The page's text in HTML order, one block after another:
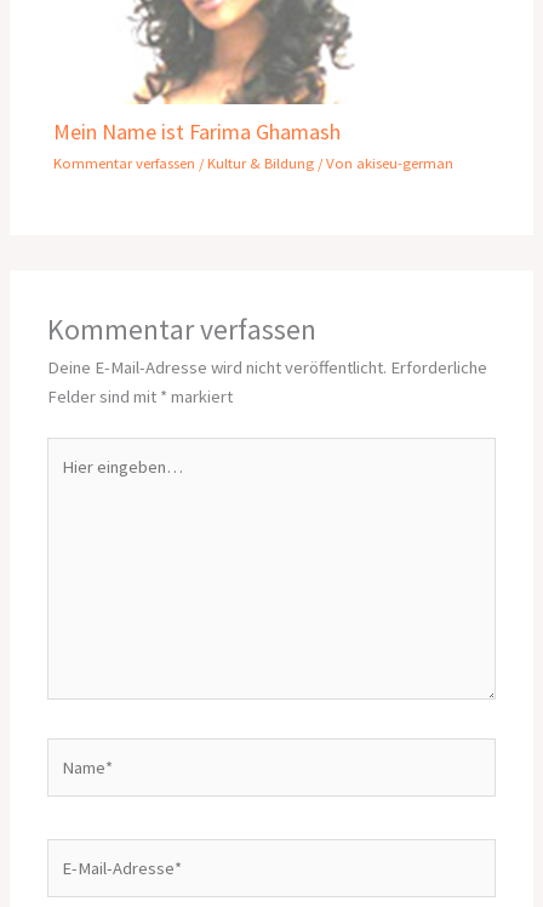
Mein Name ist Farima Ghamash
Kommentar verfassen /Kultur & Bildung / Von akiseu-german
Kommentar verfassen
Deine E-Mail-Adresse wird nicht veröffentlicht. Erforderliche
Felder sind mit * markiert
eingeben…
Mail-